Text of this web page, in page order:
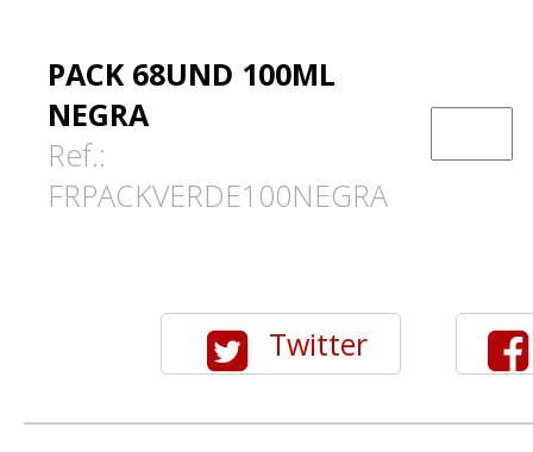
PACK 68UND 100ML
NEGRA
Ref.:
FRPACKVERDE100NEGRA
Twitter